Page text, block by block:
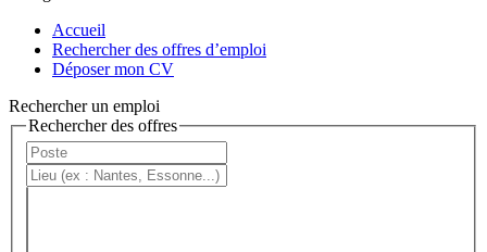
Accueil
Rechercher des offres d’emploi
Déposer mon CV
Rechercher un emploi
Rechercher des offres